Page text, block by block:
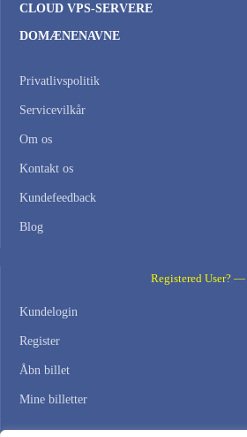
CLOUD VPS-SERVERE
DOMÆNENAVNE
Privatlivspolitik
Servicevilkår
Om os
Kontakt os
Kundefeedback
Blog
Registered User? —
Kundelogin
Register
Åbn billet
Mine billetter